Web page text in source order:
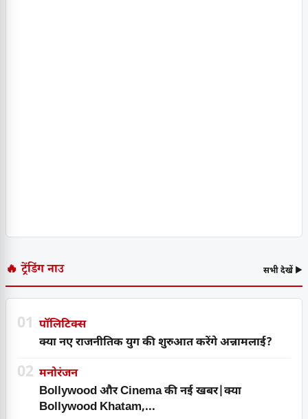
🔥 ट्रेंडिंग नाउ सभी देखें ▶
01 पॉलिटिक्स
क्या नए राजनीतिक युग की शुरुआत करेंगे अन्नामलाई?
02 मनोरंजन
Bollywood और Cinema की नई खबर|क्या
Bollywood Khatam,...